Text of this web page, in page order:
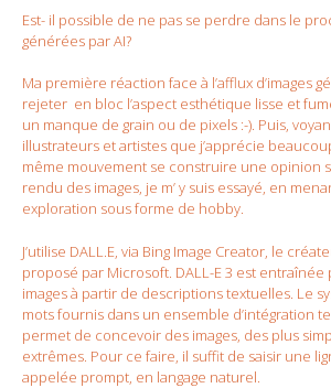
Est- il possible de ne pas se perdre dans le
générées par AI?
Ma première réaction face à l’afflux d’images
rejeter en bloc l’aspect esthétique lisse et
un manque de grain ou de pixels :-). Puis,
illustrateurs et artistes que j’apprécie
même mouvement se construire une opinion
rendu des images, je m’ y suis essayé, en
exploration sous forme de hobby.
J’utilise DALL.E, via Bing Image Creator, le
proposé par Microsoft. DALL-E 3 est
images à partir de descriptions textuelles. Le
mots fournis dans un ensemble d’intégration
permet de concevoir des images, des plus
extrêmes. Pour ce faire, il suffit de saisir une
appelée prompt, en langage naturel.